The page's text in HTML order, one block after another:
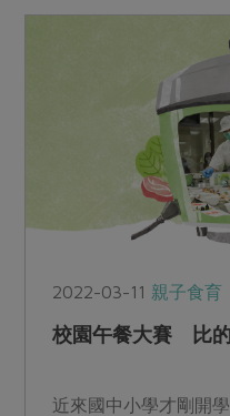
2022-03-11 親子食育
校園午餐大賽 比
近來國中小學才剛開